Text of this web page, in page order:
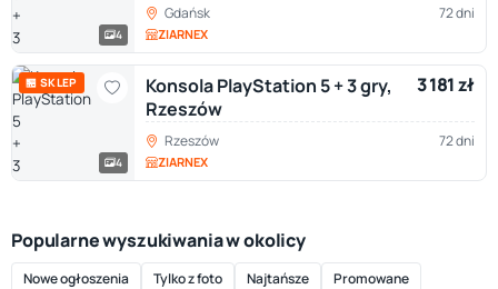
4
Gdańsk 72 dni
ZIARNEX
🏪 SKLEP
4
Konsola PlayStation 5 + 3 gry,
Rzeszów
3 181 zł
Rzeszów 72 dni
ZIARNEX
Popularne wyszukiwania w okolicy
Nowe ogłoszenia Tylko z foto Najtańsze Promowane